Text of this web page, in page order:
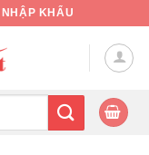
KHẨU